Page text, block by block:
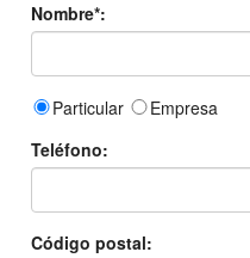
Nombre*:
Particular
Empresa
Teléfono:
Código postal: